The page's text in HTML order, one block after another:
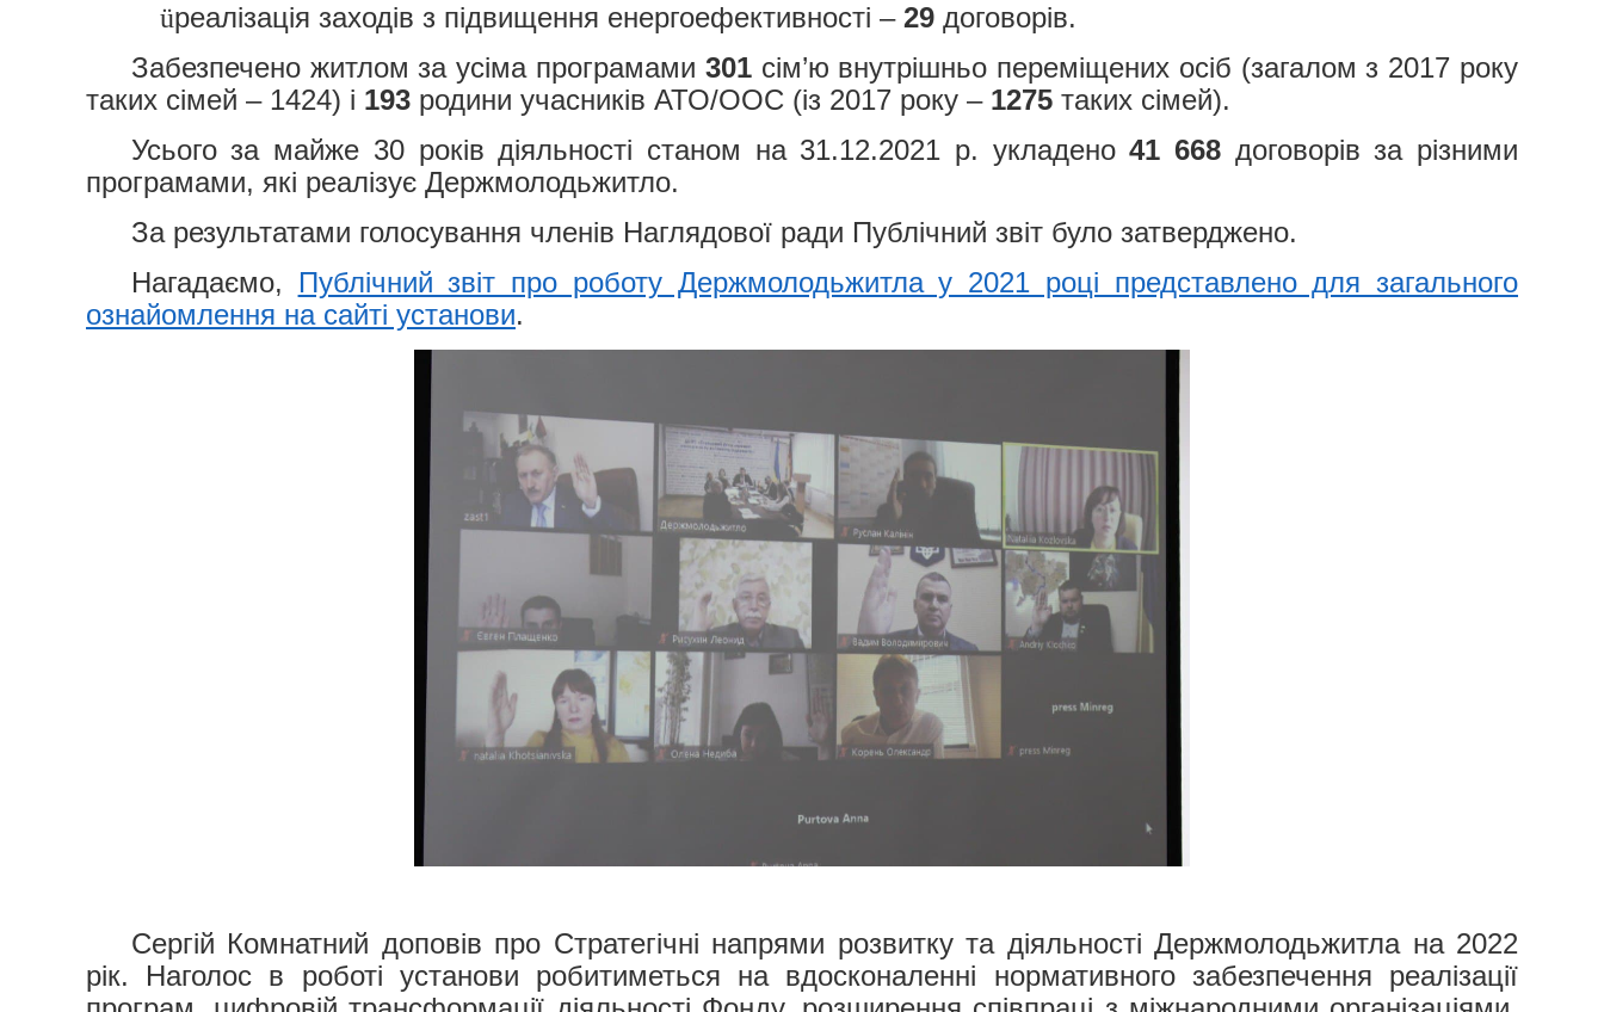
üреалізація заходів з підвищення енергоефективності – 29договорів.
Забезпечено житлом за усіма програмами 301сім’ю внутрішньо переміщених осіб (загалом з 2017 року
таких сімей – 1424) і 193 родини учасників АТО/ООС (із 2017 року – 1275 таких сімей).
Усього за майже 30 років діяльності станом на 31.12.2021 р. укладено41 668договорів за різними
програмами, які реалізує Держмолодьжитло.
За результатами голосування членів Наглядової ради Публічний звіт було затверджено.
Нагадаємо, Публічний звіт про роботу Держмолодьжитла у 2021 році представлено для загального
ознайомлення на сайті установи.
Сергій Комнатний доповів про Стратегічні напрями розвитку та діяльності Держмолодьжитла на 2022
рік. Наголос в роботі установи робитиметься на вдосконаленні нормативного забезпечення реалізації